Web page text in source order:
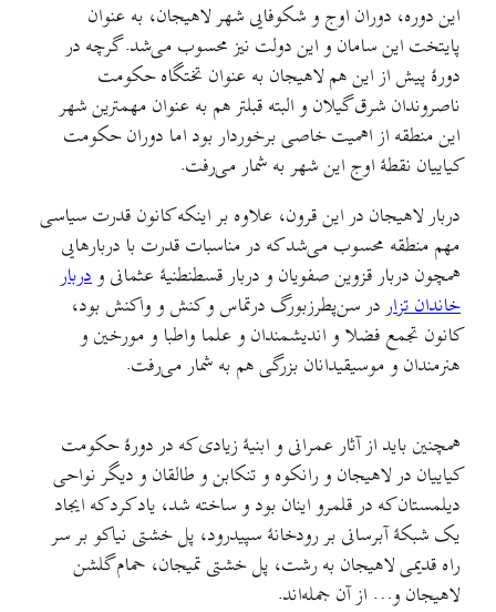
این دوره، دوران اوج و شکوفایی شهر لاهیجان، به عنوان
پایتخت این سامان و این دولت نیز محسوب می‌شد. گرچه در
دورهٔ پیش از این هم لاهیجان به عنوان تختگاه حکومت
ناصروندان شرق گیلان و البته قبلتر هم به عنوان مهمترین شهر
این منطقه از اهمیت خاصی برخوردار بود اما دوران حکومت
کیاییان نقطهٔ اوج این شهر به شمار می‌رفت.
دربار لاهیجان در این قرون، علاوه بر اینکه کانون قدرت سیاسی
مهم منطقه محسوب می‌شد که در مناسبات قدرت با دربارهایی
همچون دربار قزوین صفویان و دربار قسطنطنیهٔ عثمانی و دربار
خاندان تزار در سن‌پطرزبورگ درتماس و کنش و واکنش بود،
کانون تجمع فضلا و اندیشمندان و علما واطبا و مورخین و
هنرمندان و موسیقیدانان بزرگی هم به شمار می‌رفت.
همچنین باید از آثار عمرانی و ابنیهٔ زیادی که در دورهٔ حکومت
کیاییان در لاهیجان و رانکوه و تنکابن و طالقان و دیگر نواحی
دیلمستان که در قلمرو اینان بود و ساخته شد، یاد کرد که ایجاد
یک شبکهٔ آبرسانی بر رودخانهٔ سپیدرود، پل خشتی نیاکو بر سر
راه قدیمی لاهیجان به رشت، پل خشتی تمیجان، حمام گلشن
لاهیجان و… از آن جمله‌اند.